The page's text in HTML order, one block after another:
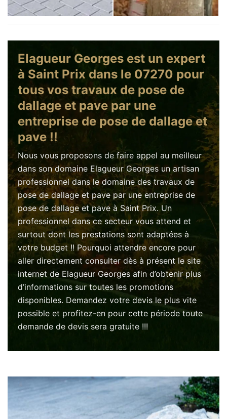
Elagueur Georges est un expert
à Saint Prix dans le 07270 pour
tous vos travaux de pose de
dallage et pave par une
entreprise de pose de dallage et
pave !!
Nous vous proposons de faire appel au meilleur
dans son domaine Elagueur Georges un artisan
professionnel dans le domaine des travaux de
pose de dallage et pave par une entreprise de
pose de dallage et pave à Saint Prix. Un
professionnel dans ce secteur vous attend et
surtout dont les prestations sont adaptées à
votre budget !! Pourquoi attendre encore pour
aller directement consulter dès à présent le site
internet de Elagueur Georges afin d’obtenir plus
d’informations sur toutes les promotions
disponibles. Demandez votre devis le plus vite
possible et profitez-en pour cette période toute
demande de devis sera gratuite !!!